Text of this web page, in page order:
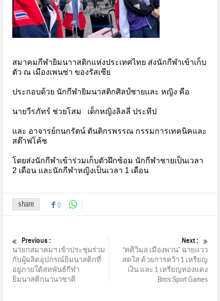
สมาคมกีฬายิมนาาสติกแห่งประเทศไทย ส่งนักกีฬาเข้าเก็บ
ตัว ณ เมืองเพนซ่า ของรัสเซีย
ประกอบด้วย นักกีฬายิมนาสติกศิลป์ชายและ หญิง คือ
นายวีรภัทร์ ช่วยโสม เด็กหญิงลิลลี่ ประทีป
และ อาจารย์กนกรัตน์ ตันติกรพรรณ กรรมการเทคนิคและ
สต๊าฟโค้ช
โดยส่งนักกีฬาเข้าร่วมเก็บตัวฝึกซ้อม นักกีฬาชายเป็นเวลา
2 เดือน และนักกีฬาหญิงเป็นเวลา 1 เดือน
share 0
Previous :
นายกสมาคมฯ เข้าประชุมร่วม
กับผู้ผลิตอุปกรณ์ยิมนาสติกที่
อยู่ภายใต้สหพันธ์กีฬา
ยิมนาสติกนานาชาติ
Next :
“ศศิวิมล เมืองพวน” ฉายแวว
สดใส ด้วยการคว้า 1 เหรียญ
เงิน และ 1 เหรียญทองแดง
Brics Sport Games